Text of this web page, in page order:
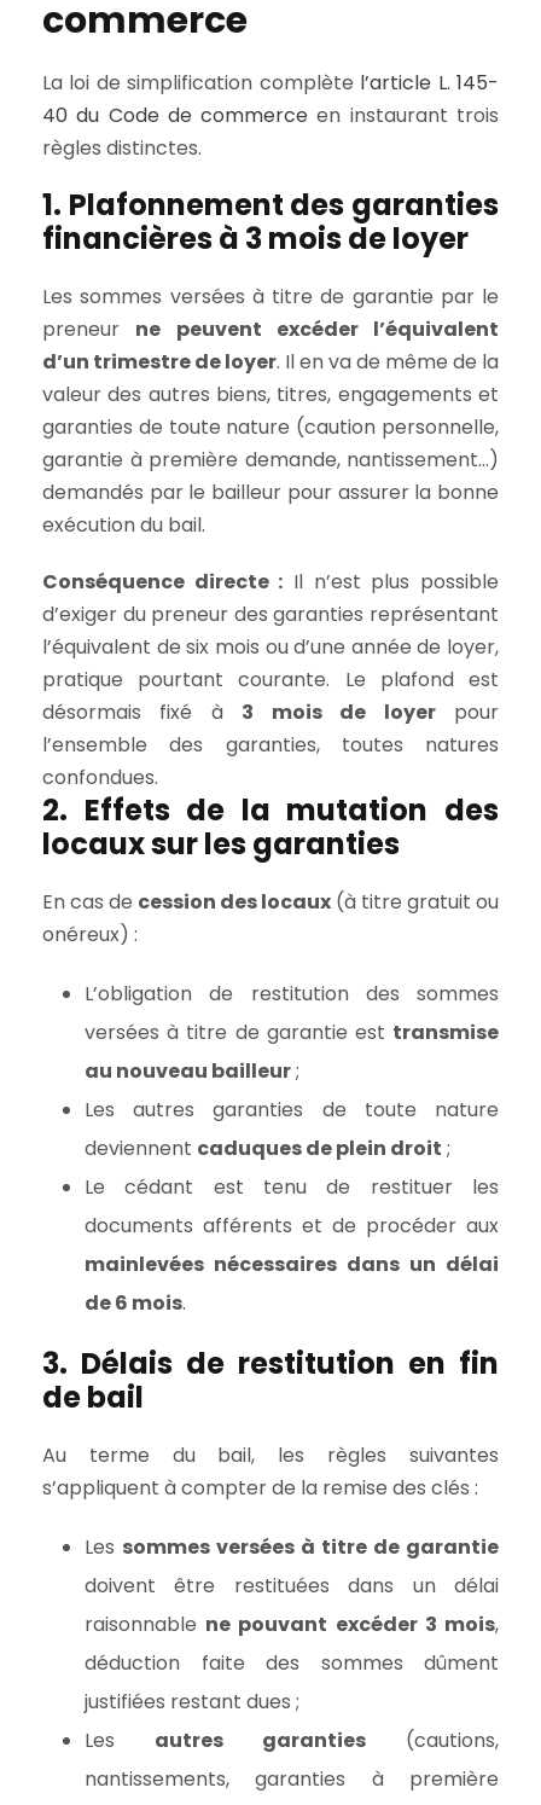
commerce
La loi de simplification complète l’article L. 145-
40 du Code de commerce en instaurant trois
règles distinctes.
1. Plafonnement des garanties
financières à 3 mois de loyer
Les sommes versées à titre de garantie par le
preneur ne peuvent excéder l’équivalent
d’un trimestre de loyer. Il en va de même de la
valeur des autres biens, titres, engagements et
garanties de toute nature (caution personnelle,
garantie à première demande, nantissement…)
demandés par le bailleur pour assurer la bonne
exécution du bail.
Conséquence directe : Il n’est plus possible
d’exiger du preneur des garanties représentant
l’équivalent de six mois ou d’une année de loyer,
pratique pourtant courante. Le plafond est
désormais fixé à 3 mois de loyerpour
l’ensemble des garanties, toutes natures
confondues.
2. Effets de la mutation des
locaux sur les garanties
En cas de cession des locaux (à titre gratuit ou
onéreux) :
L’obligation de restitution des sommes
versées à titre de garantie est transmise
au nouveau bailleur;
Les autres garanties de toute nature
deviennent caduques de plein droit ;
Le cédant est tenu de restituer les
documents afférents et de procéder aux
mainlevées nécessaires dans un délai
de 6 mois.
3. Délais de restitution en fin
de bail
Au terme du bail, les règles suivantes
s’appliquent à compter de la remise des clés :
Les sommes versées à titre de garantie
doivent être restituées dans un délai
raisonnable ne pouvant excéder 3 mois,
déduction faite des sommes dûment
justifiées restant dues ;
Les autres garanties (cautions,
nantissements, garanties à première